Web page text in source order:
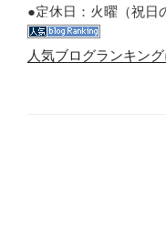
●定休日：火曜（祝日
人気ブログランキン